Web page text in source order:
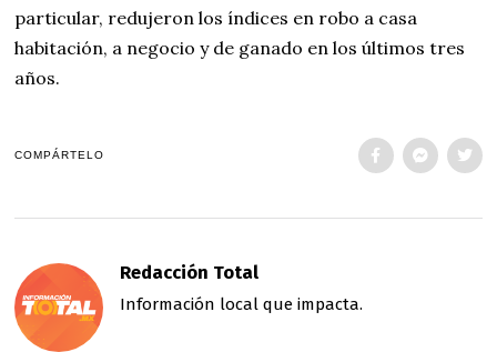
particular, redujeron los índices en robo a casa
habitación, a negocio y de ganado en los últimos tres
años.
COMPÁRTELO
Redacción Total
Información local que impacta.